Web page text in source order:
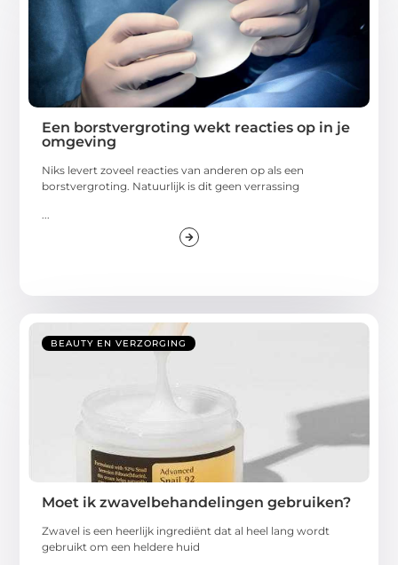
Een borstvergroting wekt reacties op in je
omgeving
Niks levert zoveel reacties van anderen op als een
borstvergroting. Natuurlijk is dit geen verrassing
...
BEAUTY EN VERZORGING
Moet ik zwavelbehandelingen gebruiken?
Zwavel is een heerlijk ingrediënt dat al heel lang wordt
gebruikt om een heldere huid